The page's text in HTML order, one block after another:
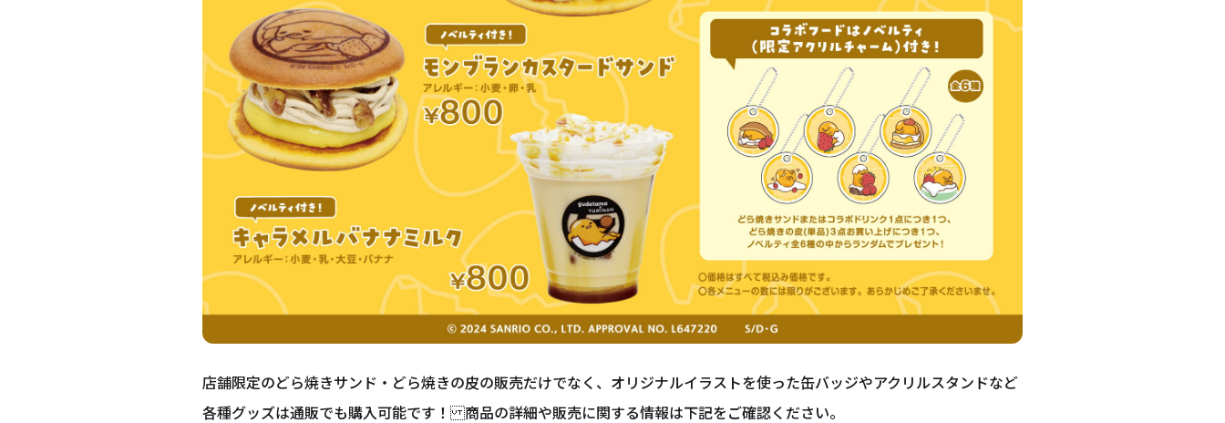
店舗限定のどら焼きサンド・どら焼きの皮の販売だけでなく、オリジナルイラストを使った缶バッジやアクリルスタンドなど
各種グッズは通販でも購入可能です！ 商品の詳細や販売に関する情報は下記をご確認ください。